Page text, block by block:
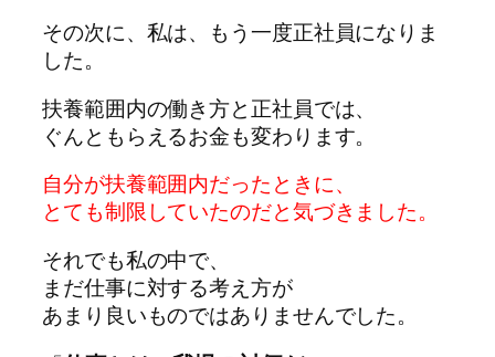
その次に、私は、もう一度正社員になりま
した。
扶養範囲内の働き方と正社員では、
ぐんともらえるお金も変わります。
自分が扶養範囲内だったときに、
とても制限していたのだと気づきました。
それでも私の中で、
まだ仕事に対する考え方が
あまり良いものではありませんでした。